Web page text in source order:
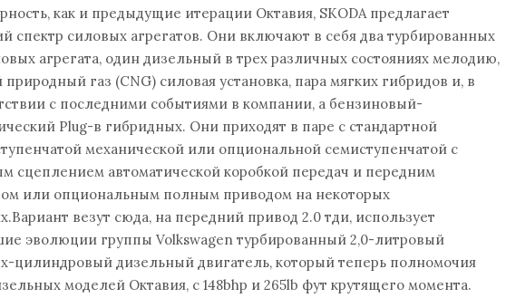
как и предыдущие итерации Октавия, SKODA предлагает
спектр силовых агрегатов. Они включают в себя два турбированных
агрегата, один дизельный в трех различных состояниях мелодию,
газ (CNG) силовая установка, пара мягких гибридов и, в
с последними событиями в компании, а бензиновый-
Plug-в гибридных. Они приходят в паре с стандартной
механической или опциональной семиступенчатой с
сцеплением автоматической коробкой передач и передним
или опциональным полным приводом на некоторых
везут сюда, на передний привод 2.0 тди, использует
эволюции группы Volkswagen турбированный 2,0-литровый
цилиндровый дизельный двигатель, который теперь полномочия
моделей Октавия, с 148bhp и 265lb фут крутящего момента.